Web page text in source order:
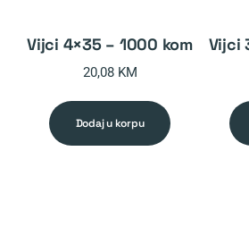
vijci 4×35 – 1000 kom
20,08 KM
dodaj u korpu
vijci